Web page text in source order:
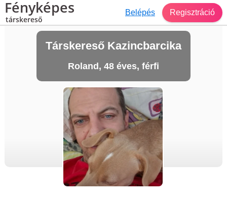
Fényképes
társkereső
Belépés Regisztráció
Társkereső Kazincbarcika
Roland, 48 éves, férfi